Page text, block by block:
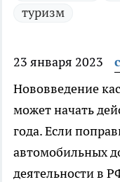
туризм
23 января 2023
Нововведение
может начать
года. Если
автомобильных
деятельности в